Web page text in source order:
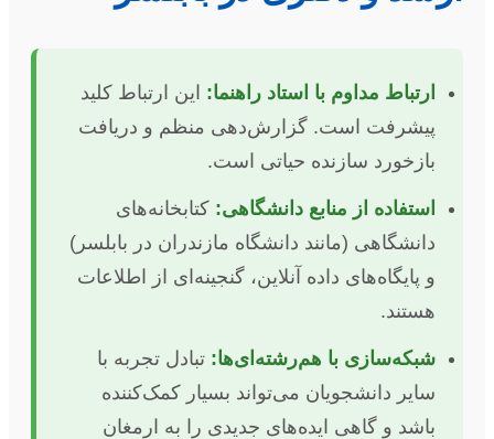
ارتباط مداوم با استاد راهنما: این ارتباط کلید
پیشرفت است. گزارش‌دهی منظم و دریافت
بازخورد سازنده حیاتی است.
استفاده از منابع دانشگاهی: کتابخانه‌های
دانشگاهی (مانند دانشگاه مازندران در بابلسر)
و پایگاه‌های داده آنلاین، گنجینه‌ای از اطلاعات
هستند.
شبکه‌سازی با هم‌رشته‌ای‌ها: تبادل تجربه با
سایر دانشجویان می‌تواند بسیار کمک‌کننده
باشد و گاهی ایده‌های جدیدی را به ارمغان